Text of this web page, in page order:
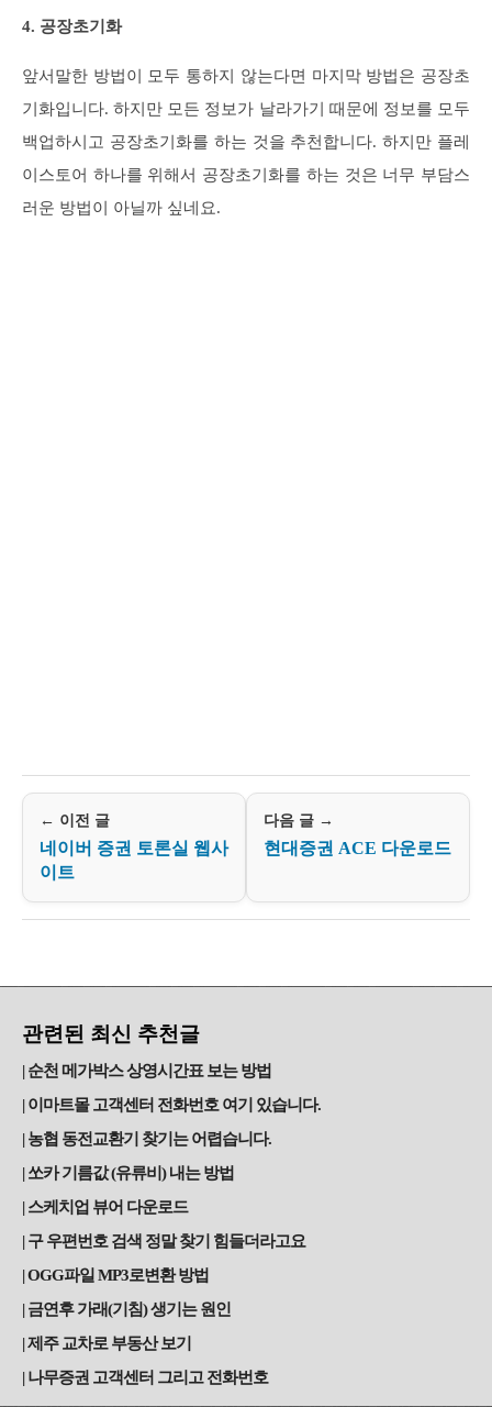
4. 공장초기화
앞서말한 방법이 모두 통하지 않는다면 마지막 방법은 공장초
기화입니다. 하지만 모든 정보가 날라가기 때문에 정보를 모두
백업하시고 공장초기화를 하는 것을 추천합니다. 하지만 플레
이스토어 하나를 위해서 공장초기화를 하는 것은 너무 부담스
러운 방법이 아닐까 싶네요.
← 이전 글
네이버 증권 토론실 웹사
이트
다음 글 →
현대증권 ACE 다운로드
관련된 최신 추천글
순천 메가박스 상영시간표 보는 방법
이마트몰 고객센터 전화번호 여기 있습니다.
농협 동전교환기 찾기는 어렵습니다.
쏘카 기름값 (유류비) 내는 방법
스케치업 뷰어 다운로드
구 우편번호 검색 정말 찾기 힘들더라고요
OGG파일 MP3로변환 방법
금연후 가래(기침) 생기는 원인
제주 교차로 부동산 보기
나무증권 고객센터 그리고 전화번호